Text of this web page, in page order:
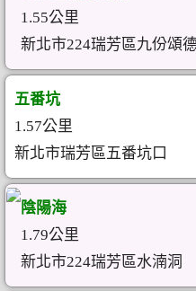
1.55公里
新北市224瑞芳區九份頌
五番坑
1.57公里
新北市瑞芳區五番坑口
陰陽海
1.79公里
新北市224瑞芳區水湳洞